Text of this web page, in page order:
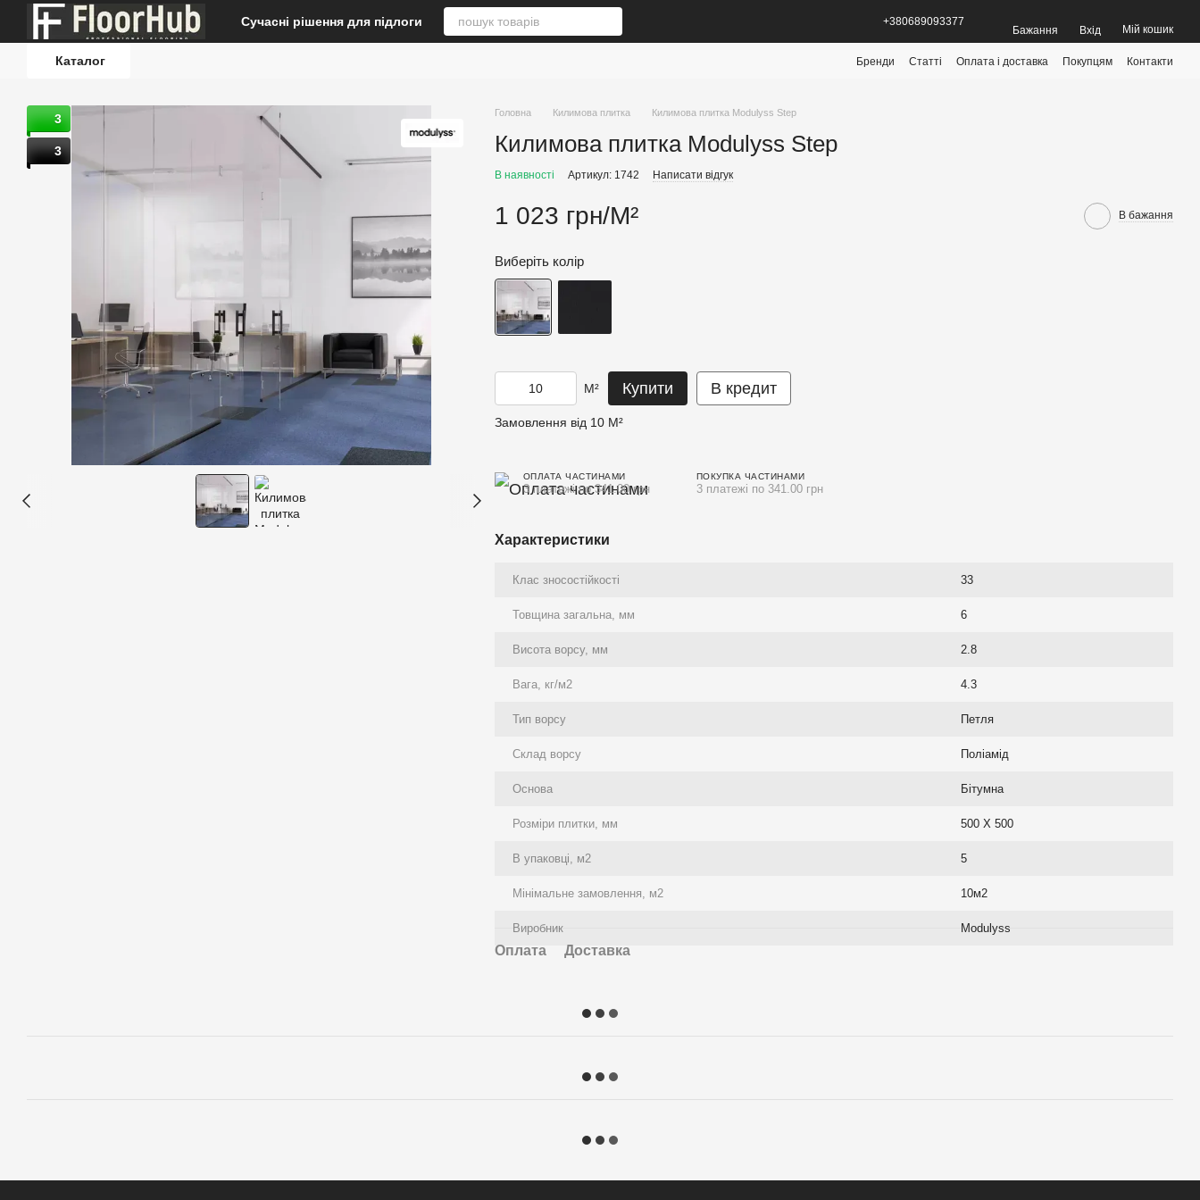
Перейти до основного контенту
Сучасні рішення для підлоги +380689093377
Бажання Вхід Мій кошик
Каталог Бренди Статті Оплата і доставка Покупцям Контакти
3
3
Головна Килимова плитка Килимова плитка Modulyss Step
Килимова плитка Modulyss Step
В наявності Артикул: 1742 Написати відгук
1 023 грн/М² В бажання
Виберіть колір
М² Купити В кредит
Замовлення від 10 М²
ОПЛАТА ЧАСТИНАМИ
3 платежі по 341.00 грн
ПОКУПКА ЧАСТИНАМИ
3 платежі по 341.00 грн
Характеристики
Клас зносостійкості 33
Товщина загальна, мм 6
Висота ворсу, мм 2.8
Вага, кг/м2 4.3
Тип ворсу Петля
Склад ворсу Поліамід
Основа Бітумна
Розміри плитки, мм 500 Х 500
В упаковці, м2 5
Мінімальне замовлення, м2 10м2
Виробник Modulyss
Оплата Доставка